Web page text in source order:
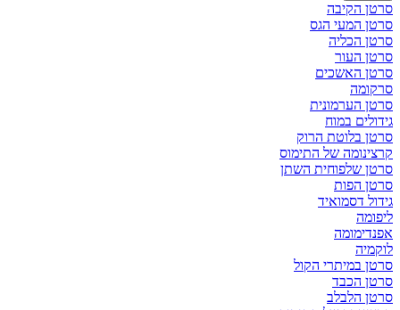
סרטן הקיבה
סרטן המעי הגס
סרטן הכליה
סרטן העור
סרטן האשכים
סרקומה
סרטן הערמונית
גידולים במוח
סרטן בלוטת הרוק
קרצינומה של התימוס
סרטן שלפוחית השתן
סרטן הפות
גידול דסמואיד
ליפומה
אפנדימומה
לוקמיה
סרטן במיתרי הקול
סרטן הכבד
סרטן הלבלב